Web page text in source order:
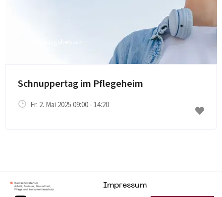
Einrichtungsbesuch
Schnuppertag im Pflegeheim
Fr. 2. Mai 2025 09:00 - 14:20
Impressum